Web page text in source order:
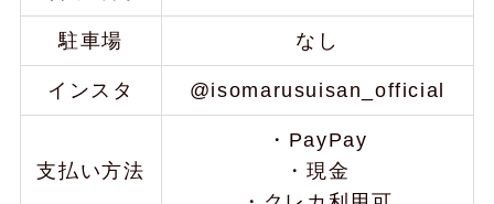
駐車場 なし
インスタ @isomarusuisan_official
支払い方法
・PayPay
・現金